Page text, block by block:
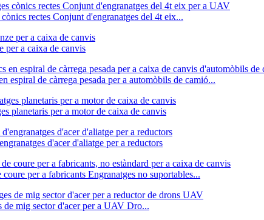
rectes Conjunt d'engranatges del 4t eix...
per a caixa de canvis
espiral de càrrega pesada per a automòbils de camió...
planetaris per a motor de caixa de canvis
d'acer d'aliatge per a reductors
per a fabricants Engranatges no suportables...
de mig sector d'acer per a UAV Dro...